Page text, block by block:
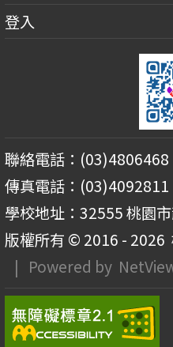
登入
聯絡電話：(03)4806468
傳真電話：(03)4092811
學校地址：32555 桃園
版權所有 © 2016 - 2026
| Powered by